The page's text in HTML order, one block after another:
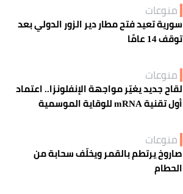
منوعات
سورية تعيد فتح مطار دير الزور الدولي بعد
توقف 14 عامًا
منوعات
لقاح جديد يغيّر مواجهة الإنفلونزا.. اعتماد
أول تقنية mRNA للوقاية الموسمية
منوعات
صاروخ يرتطم بالقمر ويخلّف سحابة من
الحطام